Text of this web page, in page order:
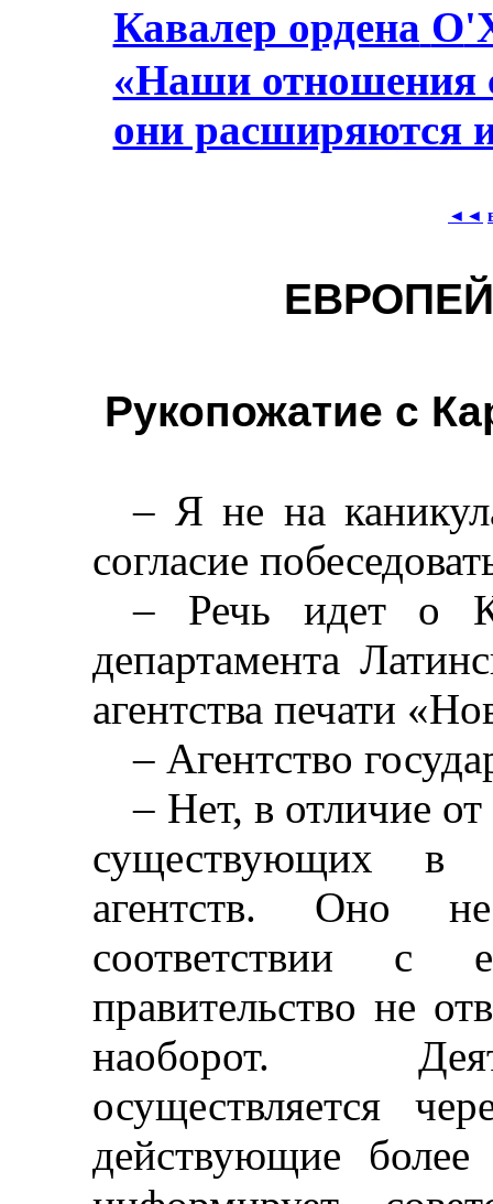
Кавалер ордена О
«Наши отношения
они расширяются
◄◄
Рукопожатие с
– Я не на
согласие
– Речь идет о
департамента
агентства печати
– Агентство
– Нет, в отличие
существующих в
агентств. Оно не
соответствии с
правительство не
наоборот.
осуществляется
действующие